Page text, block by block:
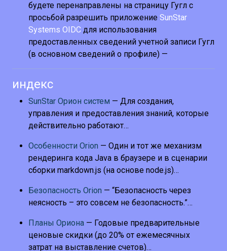
будете перенаправлены на страницу Гугл с
просьбой разрешить приложение SunStar
Systems OIDC для использования
предоставленных сведений учетной записи Гугл
(в основном сведений о профиле) —
индекс
SunStar Орион систем — Для создания,
управления и предоставления знаний, которые
действительно работают…
Особенности Orion — Один и тот же механизм
рендеринга кода Java в браузере и в сценарии
сборки markdown.js (на основе node.js)…
Безопасность Orion — “Безопасность через
неясность – это совсем не безопасность.”…
Планы Ориона — Годовые предварительные
ценовые скидки (до 20% от ежемесячных
затрат на выставление счетов)…